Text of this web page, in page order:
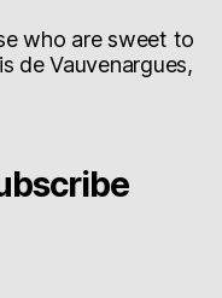
who are sweet to
de Vauvenargues,